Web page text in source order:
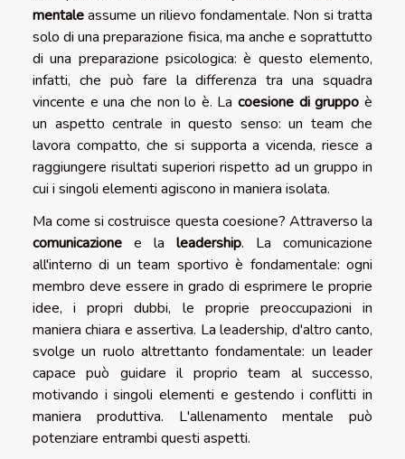
mentaleassume un rilievo fondamentale. Non si tratta
solo di una preparazione fisica, ma anche e soprattutto
di una preparazione psicologica: è questo elemento,
infatti, che può fare la differenza tra una squadra
vincente e una che non lo è. Lacoesione di gruppo è
un aspetto centrale in questo senso: un team che
lavora compatto, che si supporta a vicenda, riesce a
raggiungere risultati superiori rispetto ad un gruppo in
cui i singoli elementi agiscono in maniera isolata.
Ma come si costruisce questa coesione? Attraverso la
comunicazione e la leadership. La comunicazione
all'interno di un team sportivo è fondamentale: ogni
membro deve essere in grado di esprimere le proprie
idee, i propri dubbi, le proprie preoccupazioni in
maniera chiara e assertiva. La leadership, d'altro canto,
svolge un ruolo altrettanto fondamentale: un leader
capace può guidare il proprio team al successo,
motivando i singoli elementi e gestendo i conflitti in
maniera produttiva. L'allenamento mentale può
potenziare entrambi questi aspetti.